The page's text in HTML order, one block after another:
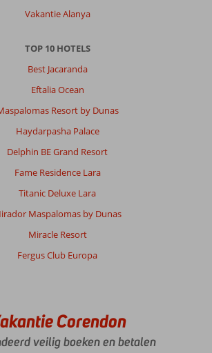
Vakantie Alanya
TOP 10 HOTELS
Best Jacaranda
Eftalia Ocean
Resort by Dunas
Haydarpasha Palace
Delphin BE Grand Resort
Fame Residence Lara
Titanic Deluxe Lara
Maspalomas by Dunas
Miracle Resort
Fergus Club Europa
Corendon
veilig boeken en betalen